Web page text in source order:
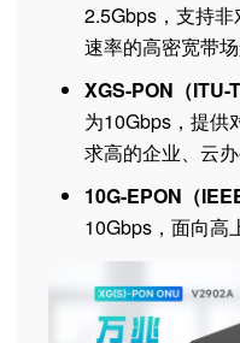
2.5Gbps，支持
速率的高密宽带场
XGS-PON（ITU-
为10Gbps，提供
求高的企业、云
10G-EPON（
10Gbps，面向高